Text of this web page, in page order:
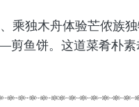
乘独木舟体验芒侬族
鱼饼。这道菜肴朴